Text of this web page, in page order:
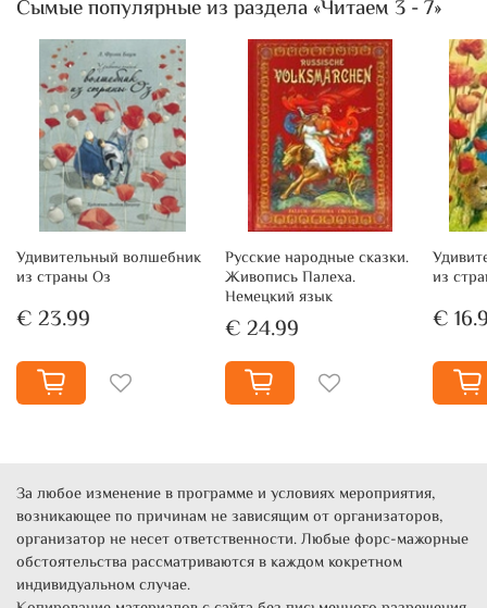
Сымые популярные из раздела «Читаем 3 - 7»
Удивительный волшебник
из страны Оз
€ 23.99
Русские народные сказки.
Живопись Палеха.
Немецкий язык
€ 24.99
из
€
За любое изменение в программе и условиях мероприятия,
возникающее по причинам не зависящим от организаторов,
организатор не несет ответственности. Любые форс-мажорные
обстоятельства рассматриваются в каждом кокретном
индивидуальном случае.